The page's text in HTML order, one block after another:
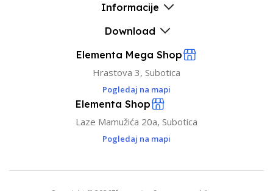
Informacije
Download
Elementa Mega Shop
Hrastova 3, Subotica
Pogledaj na mapi
Elementa Shop
Laze Mamužića 20a, Subotica
Pogledaj na mapi